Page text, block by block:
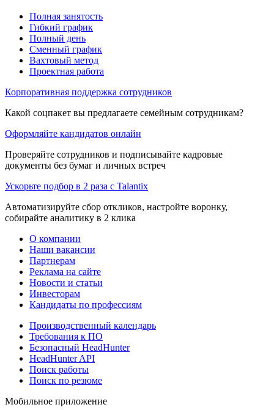
Полная занятость
Гибкий график
Полный день
Сменный график
Вахтовый метод
Проектная работа
Корпоративная поддержка сотрудников
Какой соцпакет вы предлагаете семейным сотрудникам?
Оформляйте кандидатов онлайн
Проверяйте сотрудников и подписывайте кадровые
документы без бумаг и личных встреч
Ускорьте подбор в 2 раза с Talantix
Автоматизируйте сбор откликов, настройте воронку,
собирайте аналитику в 2 клика
О компании
Наши вакансии
Партнерам
Реклама на сайте
Новости и статьи
Инвесторам
Кандидаты по профессиям
Производственный календарь
Требования к ПО
Безопасный HeadHunter
HeadHunter API
Поиск работы
Поиск по резюме
Мобильное приложение